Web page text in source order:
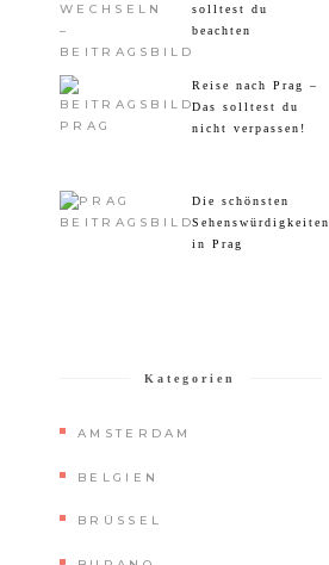
solltest du
beachten
Reise nach Prag –
Das solltest du
nicht verpassen!
Die schönsten
Sehenswürdigkeiten
in Prag
Kategorien
AMSTERDAM
BELGIEN
BRÜSSEL